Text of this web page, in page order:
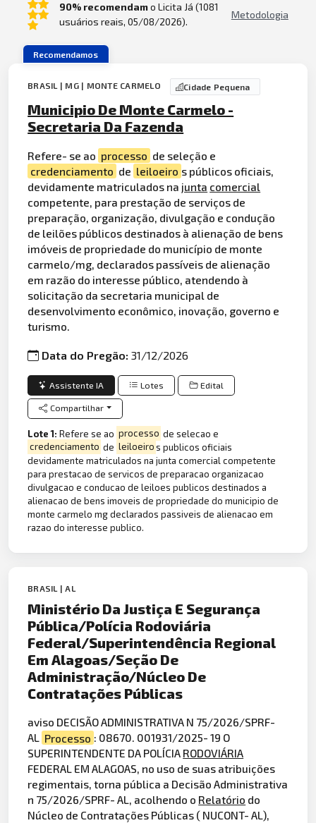
90% recomendamo Licita Já (1081
usuários reais, 05/08/2026).
Metodologia
Recomendamos
BRASIL | MG | MONTE CARMELO Cidade Pequena
Municipio De Monte Carmelo -
Secretaria Da Fazenda
Refere- se ao processo de seleção e
credenciamento de leiloeiro s públicos oficiais,
devidamente matriculados na junta comercial
competente, para prestação de serviços de
preparação, organização, divulgação e condução
de leilões públicos destinados à alienação de bens
imóveis de propriedade do município de monte
carmelo/mg, declarados passíveis de alienação
em razão do interesse público, atendendo à
solicitação da secretaria municipal de
desenvolvimento econômico, inovação, governo e
turismo.
Data do Pregão:31/12/2026
Assistente IA Lotes Edital
Compartilhar
Lote 1:Refere se ao processo de selecao e
credenciamento de leiloeiros publicos oficiais
devidamente matriculados na junta comercial competente
para prestacao de servicos de preparacao organizacao
divulgacao e conducao de leiloes publicos destinados a
alienacao de bens imoveis de propriedade do municipio de
monte carmelo mg declarados passiveis de alienacao em
razao do interesse publico.
BRASIL | AL
Ministério Da Justiça E Segurança
Pública/Polícia Rodoviária
Federal/Superintendência Regional
Em Alagoas/Seção De
Administração/Núcleo De
Contratações Públicas
aviso DECISÃO ADMINISTRATIVA N 75/2026/SPRF-
AL Processo : 08670. 001931/2025- 19 O
SUPERINTENDENTE DA POLÍCIA RODOVIÁRIA
FEDERAL EM ALAGOAS, no uso de suas atribuições
regimentais, torna pública a Decisão Administrativa
n 75/2026/SPRF- AL, acolhendo o Relatório do
Núcleo de Contratações Públicas ( NUCONT- AL),